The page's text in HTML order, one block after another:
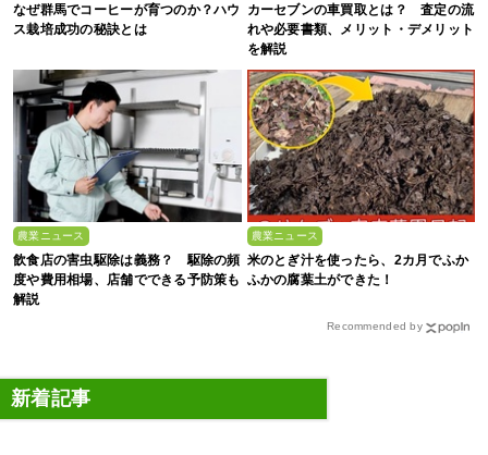
なぜ群馬でコーヒーが育つのか？ハウ
ス栽培成功の秘訣とは
カーセブンの車買取とは？ 査定の流
れや必要書類、メリット・デメリット
を解説
農業ニュース
飲食店の害虫駆除は義務？ 駆除の頻
度や費用相場、店舗でできる予防策も
解説
農業ニュース
米のとぎ汁を使ったら、2カ月でふか
ふかの腐葉土ができた！
Recommended by
新着記事